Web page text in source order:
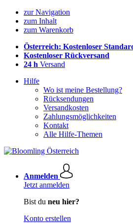
zur Navigation
zum Inhalt
zum Warenkorb
Österreich: Kostenloser
Kostenloser Rückversand
24 h Versand
Hilfe
Wo ist meine Bestellung?
Rücksendungen
Versandkosten
Zahlungsmöglichkeiten
Kontakt
Alle Hilfe-Themen
Anmelden
Jetzt anmelden
Bist du neu hier?
Konto erstellen